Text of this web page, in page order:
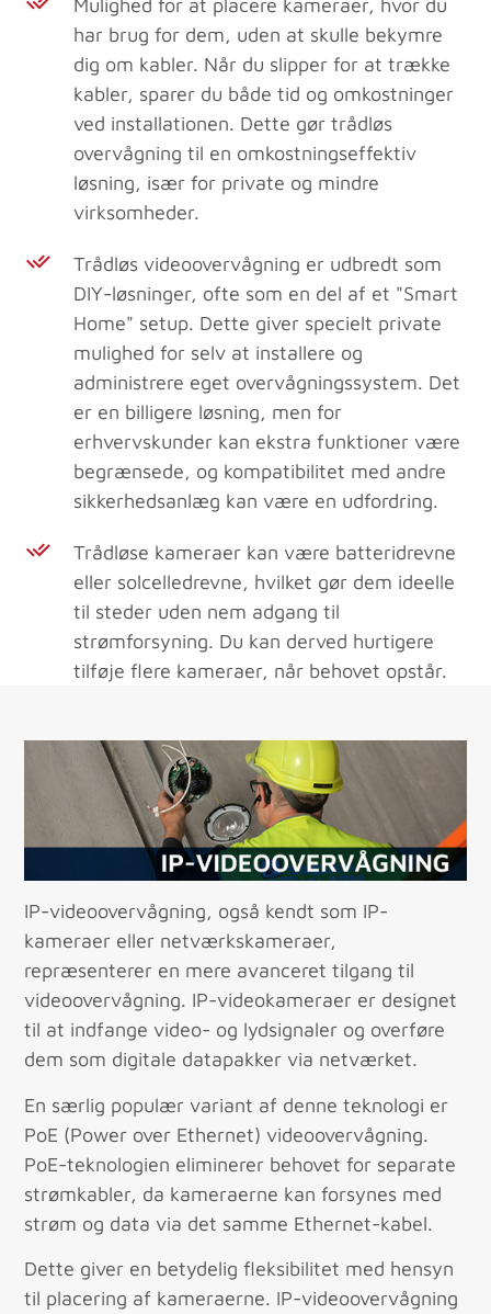
Mulighed for at placere kameraer, hvor du
har brug for dem, uden at skulle bekymre
dig om kabler. Når du slipper for at trække
kabler, sparer du både tid og omkostninger
ved installationen. Dette gør trådløs
overvågning til en omkostningseffektiv
løsning, især for private og mindre
virksomheder.
Trådløs videoovervågning er udbredt som
DIY-løsninger, ofte som en del af et "Smart
Home" setup. Dette giver specielt private
mulighed for selv at installere og
administrere eget overvågningssystem. Det
er en billigere løsning, men for
erhvervskunder kan ekstra funktioner være
begrænsede, og kompatibilitet med andre
sikkerhedsanlæg kan være en udfordring.
Trådløse kameraer kan være batteridrevne
eller solcelledrevne, hvilket gør dem ideelle
til steder uden nem adgang til
strømforsyning. Du kan derved hurtigere
tilføje flere kameraer, når behovet opstår.
IP-videoovervågning, også kendt som IP-
kameraer eller netværkskameraer,
repræsenterer en mere avanceret tilgang til
videoovervågning. IP-videokameraer er designet
til at indfange video- og lydsignaler og overføre
dem som digitale datapakker via netværket.
En særlig populær variant af denne teknologi er
PoE (Power over Ethernet) videoovervågning.
PoE-teknologien eliminerer behovet for separate
strømkabler, da kameraerne kan forsynes med
strøm og data via det samme Ethernet-kabel.
Dette giver en betydelig fleksibilitet med hensyn
til placering af kameraerne. IP-videoovervågning